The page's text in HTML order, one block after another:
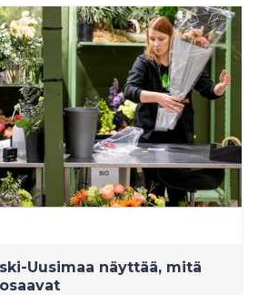
djurvård till CNC-bearbetning,
och reparation av
Uusimaa näyttää, mitä